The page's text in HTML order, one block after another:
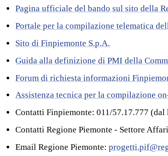
Pagina ufficiale del bando sul sito della
Portale per la compilazione telematica
Sito di Finpiemonte S.p.A.
Guida alla definizione di PMI della
Forum di richiesta informazioni
Assistenza tecnica per la compilazione
Contatti Finpiemonte: 011/57.17.777
Contatti Regione Piemonte - Settore
Email Regione Piemonte: